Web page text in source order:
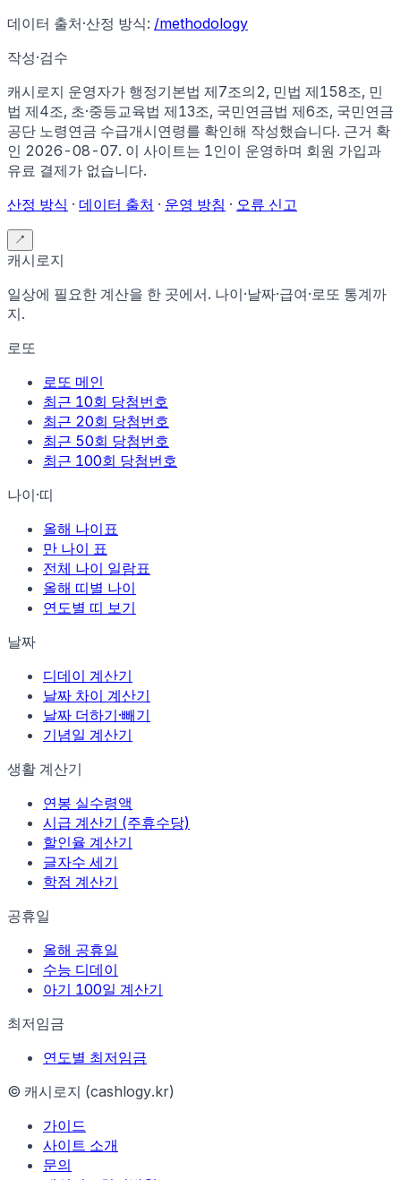
데이터 출처·산정 방식: /methodology
작성·검수
캐시로지 운영자가 행정기본법 제7조의2, 민법 제158조, 민
법 제4조, 초·중등교육법 제13조, 국민연금법 제6조, 국민연금
공단 노령연금 수급개시연령를 확인해 작성했습니다. 근거 확
인 2026-08-07. 이 사이트는 1인이 운영하며 회원 가입과
유료 결제가 없습니다.
산정 방식 · 데이터 출처 · 운영 방침 · 오류 신고
↗
캐시로지
일상에 필요한 계산을 한 곳에서. 나이·날짜·급여·로또 통계까
지.
로또
로또 메인
최근 10회 당첨번호
최근 20회 당첨번호
최근 50회 당첨번호
최근 100회 당첨번호
나이·띠
올해 나이표
만 나이 표
전체 나이 일람표
올해 띠별 나이
연도별 띠 보기
날짜
디데이 계산기
날짜 차이 계산기
날짜 더하기·빼기
기념일 계산기
생활 계산기
연봉 실수령액
시급 계산기 (주휴수당)
할인율 계산기
글자수 세기
학점 계산기
공휴일
올해 공휴일
수능 디데이
아기 100일 계산기
최저임금
연도별 최저임금
© 캐시로지 (cashlogy.kr)
가이드
사이트 소개
문의